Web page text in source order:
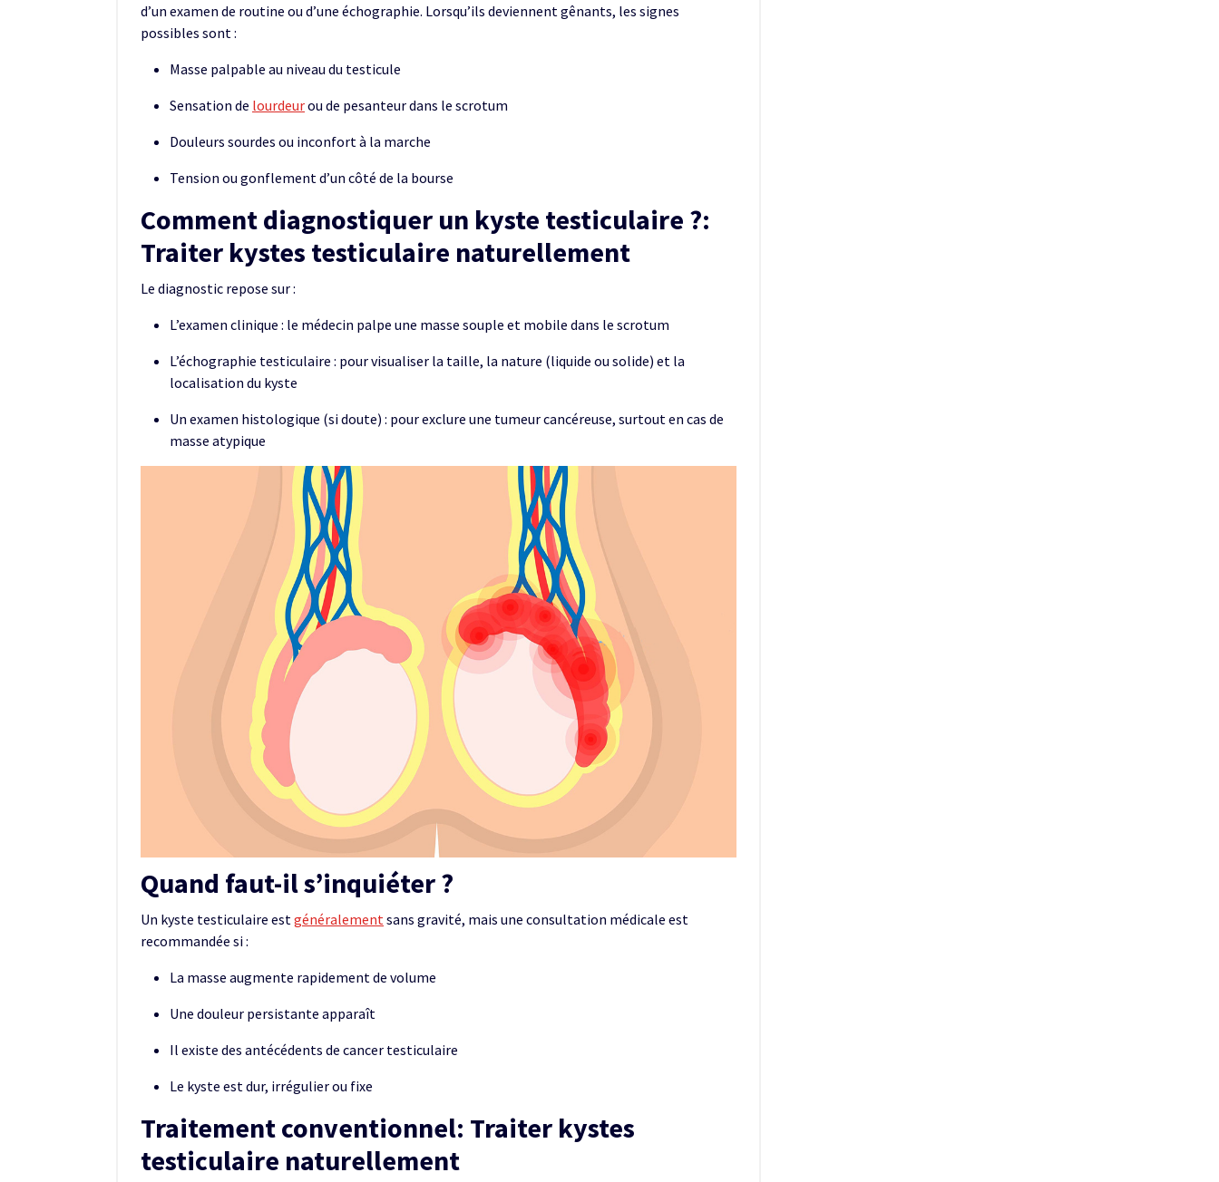
d’un examen de routine ou d’une échographie. Lorsqu’ils deviennent gênants, les signes
possibles sont :
Masse palpable au niveau du testicule
Sensation de lourdeurou de pesanteur dans le scrotum
Douleurs sourdes ou inconfort à la marche
Tension ou gonflement d’un côté de la bourse
Comment diagnostiquer un kyste testiculaire ?:
Traiter kystes testiculaire naturellement
Le diagnostic repose sur :
L’examen clinique : le médecin palpe une masse souple et mobile dans le scrotum
L’échographie testiculaire : pour visualiser la taille, la nature (liquide ou solide) et la
localisation du kyste
Un examen histologique (si doute) : pour exclure une tumeur cancéreuse, surtout en cas de
masse atypique
Quand faut-il s’inquiéter ?
Un kyste testiculaire est généralement sans gravité, mais une consultation médicale est
recommandée si :
La masse augmente rapidement de volume
Une douleur persistante apparaît
Il existe des antécédents de cancer testiculaire
Le kyste est dur, irrégulier ou fixe
Traitement conventionnel: Traiter kystes
testiculaire naturellement